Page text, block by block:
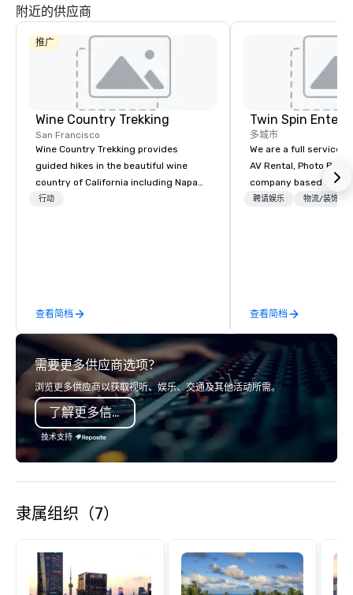
提供中心位置，并认识到葡萄酒与我们丰富
的地区美食的联系。
的区域联系，并支持振兴旧金山海滨。
作为庆祝当地文化和美食的社区聚会场所。
附近的供应商
推广
Wine Country Trekking
San Francisco
Wine Country Trekking provides
guided hikes in the beautiful wine
country of California including Napa
and Sonoma Valleys. These
day hikes we provide luxury self-
guided inn-to-in walking vacations
from the gateway City of San
Francisco to the California wine
country with a focus on superb hiking,
lodging, food and wine. We also have
a Monterey Bay Trek.
行动
查看简档
Twin Spin
多城市
We are a full service
AV Rental, Photo
company based in the
Bay Area. We specialize in corporate
聘请娱乐 物流/装饰
查看简档
需要更多供应商选项？
浏览更多供应商以获取视听、娱乐、交通及其他活动所需。
了解更多信息
技术支持
隶属组织（7）